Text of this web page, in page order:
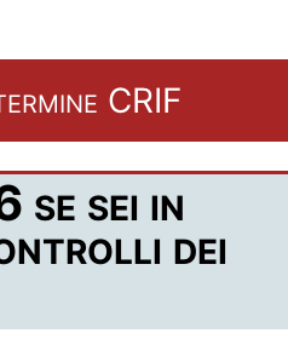
CRIF
sei in
dei